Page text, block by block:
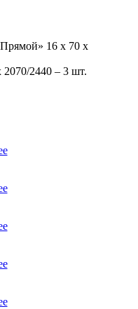
16 х 70 х
2070/2440 – 3 шт.